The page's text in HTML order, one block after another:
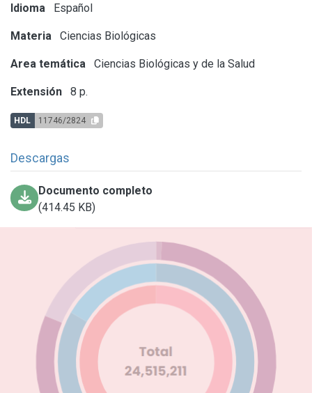
Idioma Español
Materia Ciencias Biológicas
Area temática Ciencias Biológicas y de la Salud
Extensión 8 p.
HDL 11746/2824
Descargas
Documento completo
(414.45 KB)